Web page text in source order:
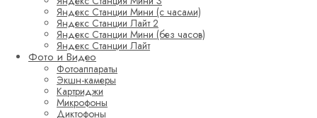
Яндекс Станции Мини (с часами)
Яндекс Станции Лайт 2
Яндекс Станции Мини (без часов)
Яндекс Станции Лайт
Фото и Видео
Фотоаппараты
Экшн-камеры
Картриджи
Микрофоны
Диктофоны